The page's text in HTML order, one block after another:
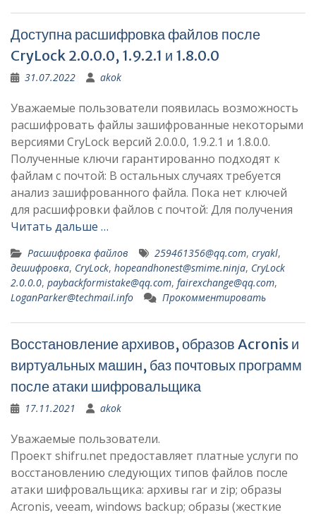
Доступна расшифровка файлов после
CryLock 2.0.0.0, 1.9.2.1 и 1.8.0.0
31.07.2022 akok
Уважаемые пользователи появилась возможность
расшифровать файлы зашифрованные некоторыми
версиями CryLock версий 2.0.0.0, 1.9.2.1 и 1.8.0.0.
Полученные ключи гарантированно подходят к
файлам с почтой: В остальных случаях требуется
анализ зашифрованного файла. Пока нет ключей
для расшифровки файлов с почтой: Для получения
Читать дальше …
Расшифровка файлов 259461356@qq.com, cryakl,
дешифровка, CryLock, hopeandhonest@smime.ninja, CryLock
2.0.0.0, paybackformistake@qq.com, fairexchange@qq.com,
LoganParker@techmail.info
Прокомментировать
Восстановление архивов, образов Acronis и
виртуальных машин, баз почтовых программ
после атаки шифровальщика
17.11.2021 akok
Уважаемые пользователи.
Проект shifru.net предоставляет платные услуги по
восстановлению следующих типов файлов после
атаки шифровальщика: архивы rar и zip; образы
Acronis, veeam, windows backup; образы (жесткие